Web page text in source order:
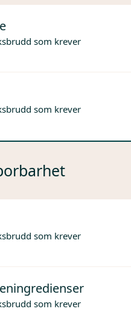
som krever
som krever
som krever
som krever